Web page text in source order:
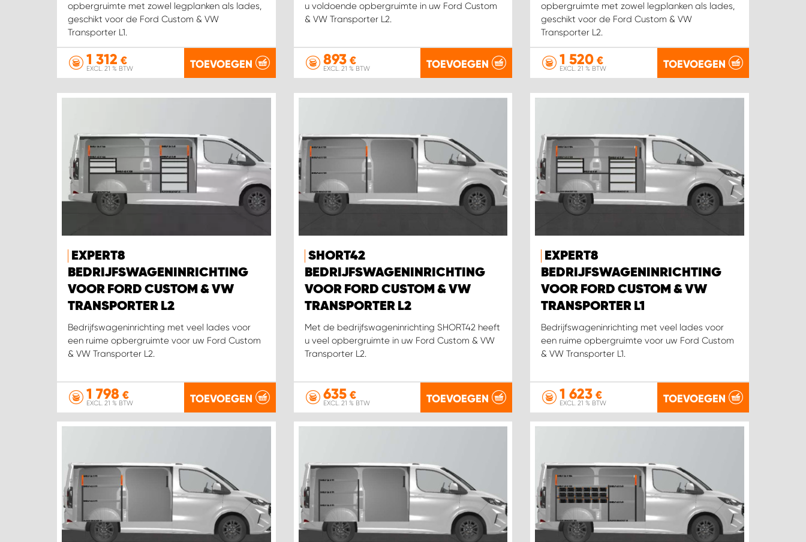
opbergruimte met zowel legplanken als lades,
geschikt voor de Ford Custom & VW
Transporter L1.
1 312 €
EXCL. 21 % BTW TOEVOEGEN
u voldoende opbergruimte in uw Ford Custom
& VW Transporter L2.
893€
EXCL. 21 % BTW TOEVOEGEN
opbergruimte met zowel legplanken als lades,
geschikt voor de Ford Custom & VW
Transporter L2.
1 520 €
EXCL. 21 % BTW TOEVOEGEN
EXPERT8
BEDRIJFSWAGENINRICHTING
VOOR FORD CUSTOM & VW
TRANSPORTER L2
Bedrijfswageninrichting met veel lades voor
een ruime opbergruimte voor uw Ford Custom
& VW Transporter L2.
1 798 €
EXCL. 21 % BTW TOEVOEGEN
SHORT42
BEDRIJFSWAGENINRICHTING
VOOR FORD CUSTOM & VW
TRANSPORTER L2
Met de bedrijfswageninrichting SHORT42 heeft
u veel opbergruimte in uw Ford Custom & VW
Transporter L2.
635€
EXCL. 21 % BTW TOEVOEGEN
EXPERT8
BEDRIJFSWAGENINRICHTING
VOOR FORD CUSTOM & VW
TRANSPORTER L1
Bedrijfswageninrichting met veel lades voor
een ruime opbergruimte voor uw Ford Custom
& VW Transporter L1.
1 623 €
EXCL. 21 % BTW TOEVOEGEN